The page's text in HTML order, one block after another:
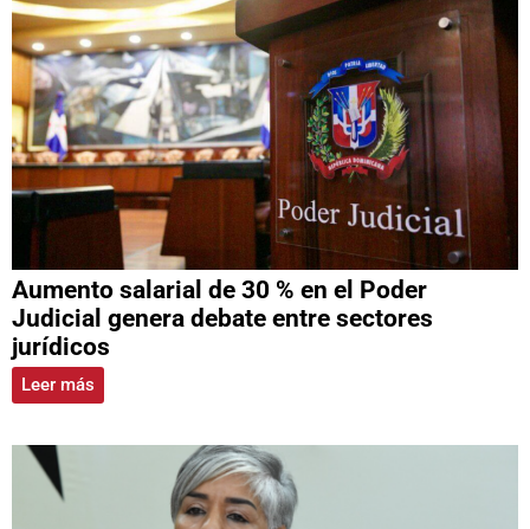
Aumento salarial de 30 % en el Poder
Judicial genera debate entre sectores
jurídicos
Leer más